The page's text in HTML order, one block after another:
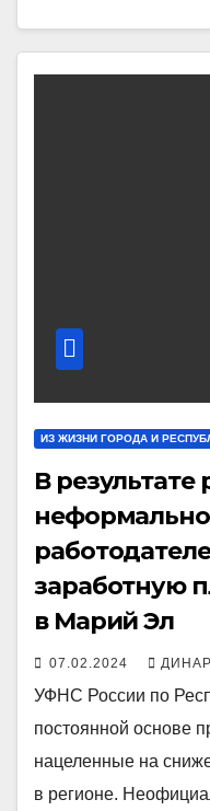
ИЗ ЖИЗНИ ГОРОДА И
В результате
заработную
в Марий Эл
07.02.2024
УФНС России по
постоянной основе
нацеленные на
в регионе.